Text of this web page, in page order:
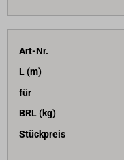
Art-Nr.
L (m)
für
BRL (kg)
Stückpreis